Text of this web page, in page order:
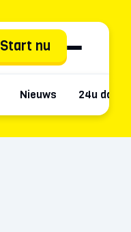
Start nu
Nieuws 24u data